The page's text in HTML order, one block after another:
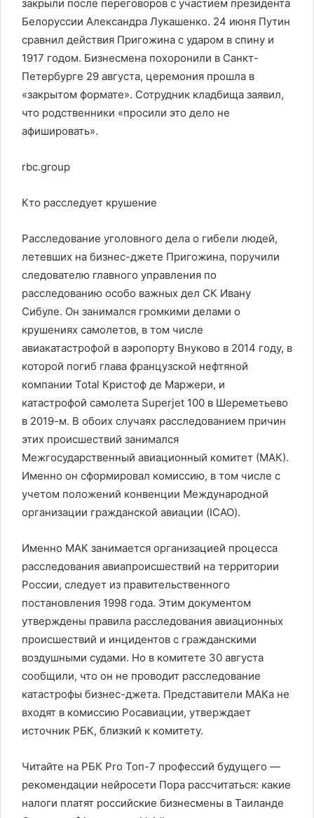
закрыли после переговоров с участием президента
Белоруссии Александра Лукашенко. 24 июня Путин
сравнил действия Пригожина с ударом в спину и
1917 годом. Бизнесмена похоронили в Санкт-
Петербурге 29 августа, церемония прошла в
«закрытом формате». Сотрудник кладбища заявил,
что родственники «просили это дело не
афишировать».
rbc.group
Кто расследует крушение
Расследование уголовного дела о гибели людей,
летевших на бизнес-джете Пригожина, поручили
следователю главного управления по
расследованию особо важных дел СК Ивану
Сибуле. Он занимался громкими делами о
крушениях самолетов, в том числе
авиакатастрофой в аэропорту Внуково в 2014 году, в
которой погиб глава французской нефтяной
компании Total Кристоф де Маржери, и
катастрофой самолета Superjet 100 в Шереметьево
в 2019-м. В обоих случаях расследованием причин
этих происшествий занимался
Межгосударственный авиационный комитет (МАК).
Именно он сформировал комиссию, в том числе с
учетом положений конвенции Международной
организации гражданской авиации (ICAO).
Именно МАК занимается организацией процесса
расследования авиапроисшествий на территории
России, следует из правительственного
постановления 1998 года. Этим документом
утверждены правила расследования авиационных
происшествий и инцидентов с гражданскими
воздушными судами. Но в комитете 30 августа
сообщили, что он не проводит расследование
катастрофы бизнес-джета. Представители МАКа не
входят в комиссию Росавиации, утверждает
источник РБК, близкий к комитету.
Читайте на РБК Pro Топ-7 профессий будущего —
рекомендации нейросети Пора рассчитаться: какие
налоги платят российские бизнесмены в Таиланде